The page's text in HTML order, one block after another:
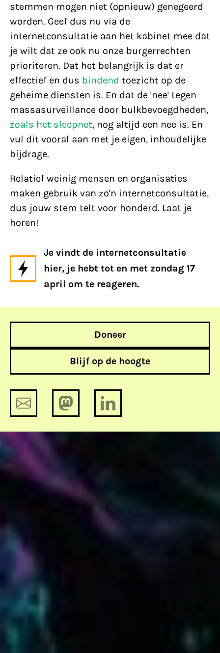
stemmen mogen niet (opnieuw) genegeerd
worden. Geef dus nu via de
internetconsultatie aan het kabinet mee dat
je wilt dat ze ook nu onze burgerrechten
prioriteren. Dat het belangrijk is dat er
effectief en dus bindend toezicht op de
geheime diensten is. En dat de 'nee' tegen
massasurveillance door bulkbevoegdheden,
zoals het sleepnet, nog altijd een nee is. En
vul dit vooral aan met je eigen, inhoudelijke
bijdrage.
Relatief weinig mensen en organisaties
maken gebruik van zo'n internetconsultatie,
dus jouw stem telt voor honderd. Laat je
horen!
Je vindt de internetconsultatie
hier, je hebt tot en met zondag 17
april om te reageren.
Doneer
Blijf op de hoogte
Nieuwe “tijdelijke” Cyberwet geeft
geheime diensten ruim baan
De Nederlandse Politie verrast Bits of
Freedom opnieuw met een gulle
Help mee en steun
ons